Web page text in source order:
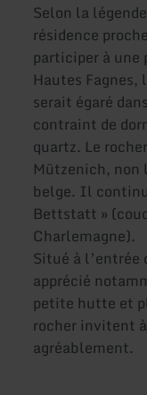
Selon la
résidence
participer à une
Hautes Fagnes,
serait égaré
contraint de
quartz. Le
Mützenich,
belge. Il
Bettstatt »
Charlemagne).
Situé à l’entrée
apprécié
petite hutte et
rocher invitent
agréablement.